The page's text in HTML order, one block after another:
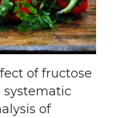
of fructose
systematic
of